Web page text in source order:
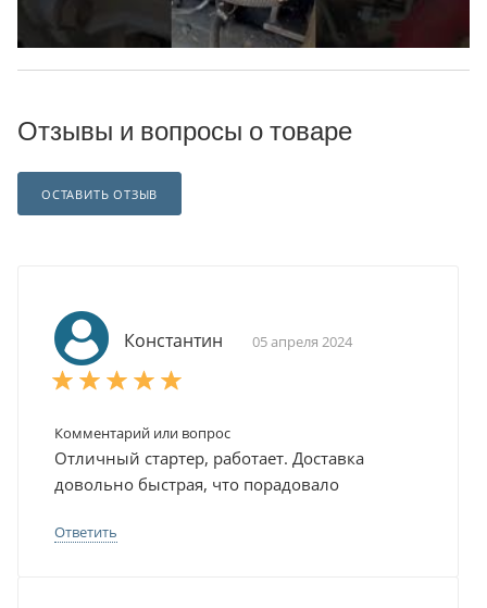
Отзывы и вопросы о товаре
ОСТАВИТЬ ОТЗЫВ
Константин 05 апреля 2024
Комментарий или вопрос
Отличный стартер, работает. Доставка
довольно быстрая, что порадовало
Ответить